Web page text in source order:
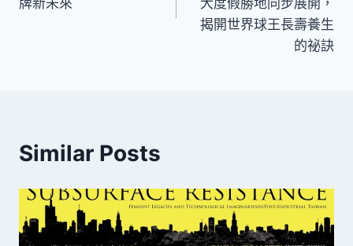
覽
牌新未來
大度假勝地同步展開，
揭開世界球王長壽養生
的祕訣
Similar Posts